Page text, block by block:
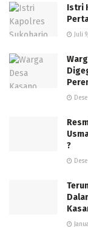
Istri
Juli
?